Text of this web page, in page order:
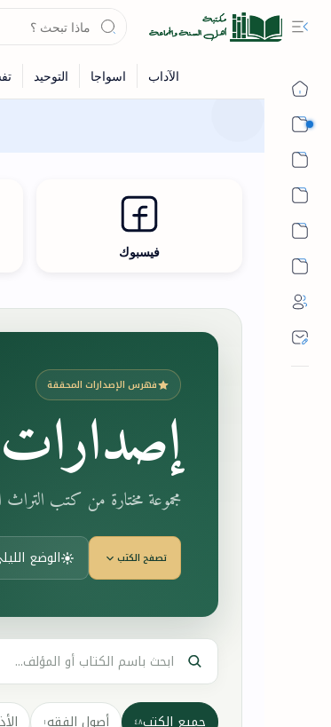
فيسبوك
فهرس الإصدارات المحققة
مجموعة مختارة من كتب
تصفح الكتب الوضع
جميع الكتب٤٨ أصول الفقه١